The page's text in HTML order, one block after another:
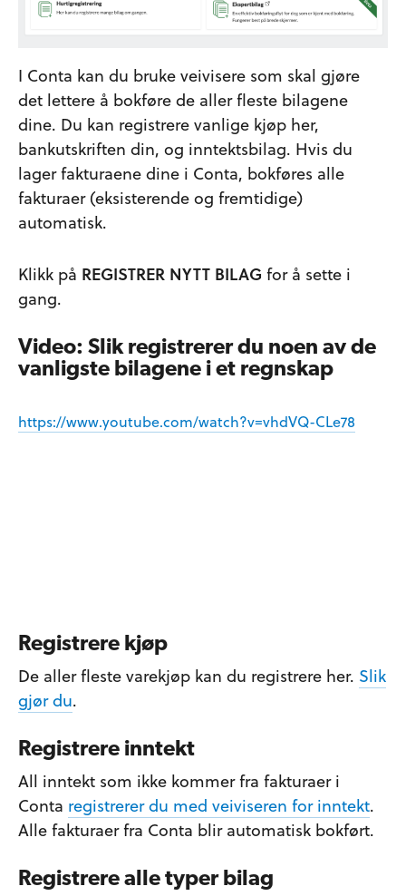
I Conta kan du bruke veivisere som skal gjøre
det lettere å bokføre de aller fleste bilagene
dine. Du kan registrere vanlige kjøp her,
bankutskriften din, og inntektsbilag. Hvis du
lager fakturaene dine i Conta, bokføres alle
fakturaer (eksisterende og fremtidige)
automatisk.
Klikk på REGISTRER NYTT BILAG for å sette i
gang.
Video: Slik registrerer du noen av de
vanligste bilagene i et regnskap
https://www.youtube.com/watch?v=vhdVQ-CLe78
Registrere kjøp
De aller fleste varekjøp kan du registrere her. Slik
gjør du.
Registrere inntekt
All inntekt som ikke kommer fra fakturaer i
Conta registrerer du med veiviseren for inntekt.
Alle fakturaer fra Conta blir automatisk bokført.
Registrere alle typer bilag